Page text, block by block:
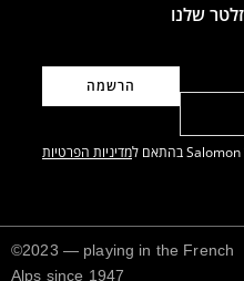
שלנו
מדיניות הפרטיות
©2023 — playing in the French
Alps since 1947